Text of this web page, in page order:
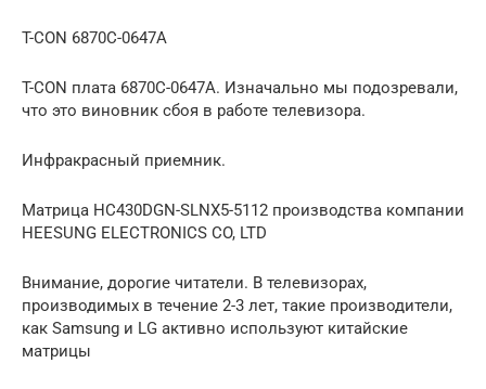
T-CON 6870C-0647A
T-CON плата 6870C-0647A. Изначально мы подозревали,
что это виновник сбоя в работе телевизора.
Инфракрасный приемник.
Матрица HC430DGN-SLNX5-5112 производства компании
HEESUNG ELECTRONICS CO, LTD
Внимание, дорогие читатели. В телевизорах,
производимых в течение 2-3 лет, такие производители,
как Samsung и LG активно используют китайские
матрицы